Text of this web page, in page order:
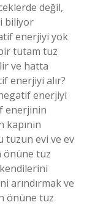
değil,
biliyor
enerjiyi yok
tutam tuz
ve hatta
enerjiyi alır?
enerjiyi
enerjinin
tuzun evi ve ev
önüne tuz
arındırmak ve
önüne tuz